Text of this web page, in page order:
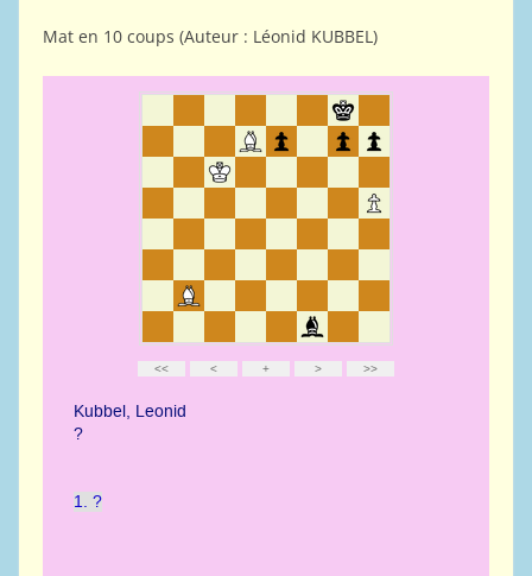
Mat en 10 coups (Auteur : Léonid KUBBEL)